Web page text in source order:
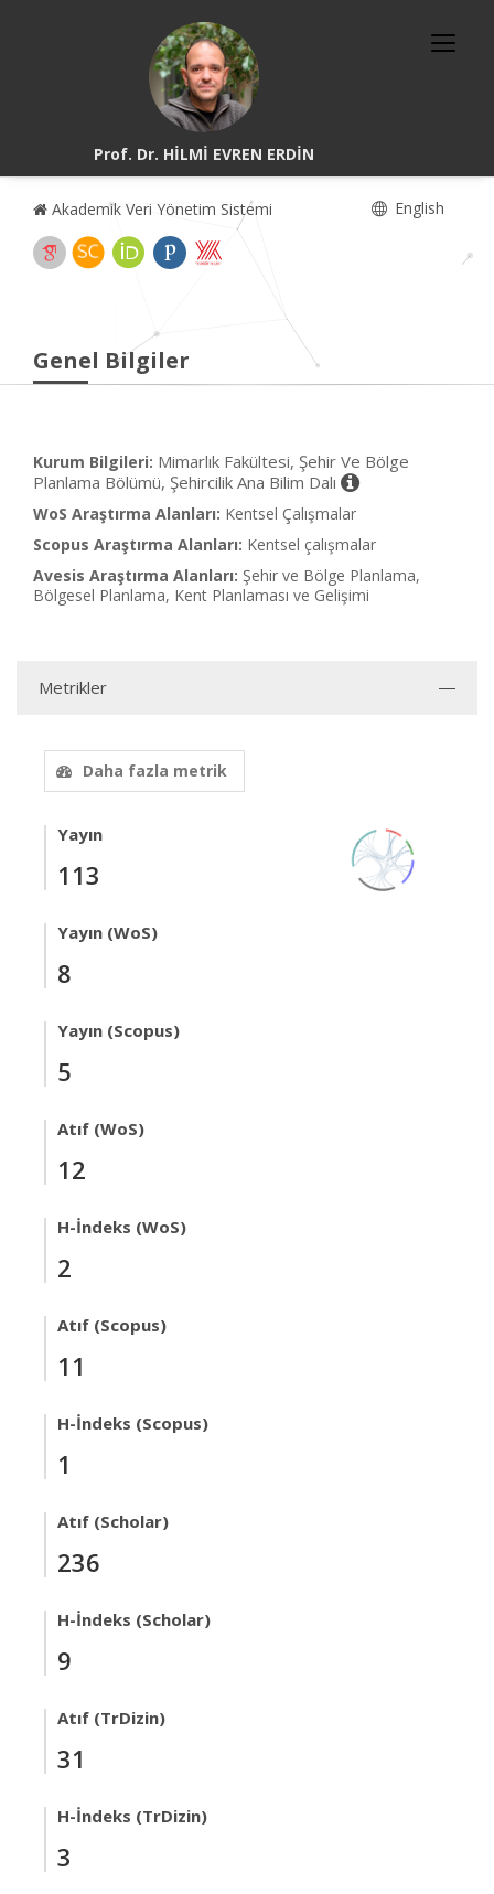
Prof. Dr. HİLMİ EVREN ERDİN
Akademik Veri Yönetim Sistemi English
Genel Bilgiler
Kurum Bilgileri: Mimarlık Fakültesi, Şehir Ve Bölge
Planlama Bölümü, Şehircilik Ana Bilim Dalı
WoS Araştırma Alanları: Kentsel Çalışmalar
Scopus Araştırma Alanları: Kentsel çalışmalar
Avesis Araştırma Alanları: Şehir ve Bölge Planlama,
Bölgesel Planlama, Kent Planlaması ve Gelişimi
Metrikler
Daha fazla metrik
Yayın
113
Yayın (WoS)
8
Yayın (Scopus)
5
Atıf (WoS)
12
H-İndeks (WoS)
2
Atıf (Scopus)
11
H-İndeks (Scopus)
1
Atıf (Scholar)
236
H-İndeks (Scholar)
9
Atıf (TrDizin)
31
H-İndeks (TrDizin)
3